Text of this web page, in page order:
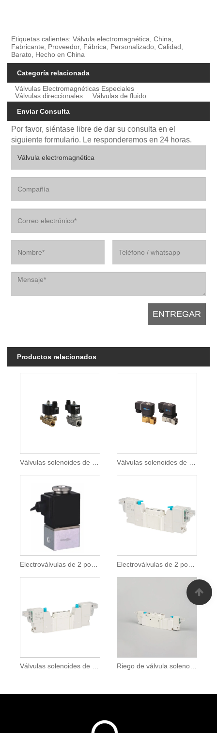
Etiquetas calientes: Válvula electromagnética, China,
Fabricante, Proveedor, Fábrica, Personalizado, Calidad,
Barato, Hecho en China
Categoría relacionada
Válvulas Electromagnéticas Especiales
Válvulas direccionales
Válvulas de fluido
Enviar Consulta
Por favor, siéntase libre de dar su consulta en el
siguiente formulario. Le responderemos en 24 horas.
Productos relacionados
Electroválvulas de 2 posiciones y 2/2 vías
Válvulas solenoides de 5 vías Riego de válvula solenoide